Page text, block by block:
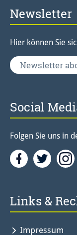
Newsletter
Hier können Sie
Newsletter
Social
Folgen Sie uns in
Facebook
Links &
Impressum